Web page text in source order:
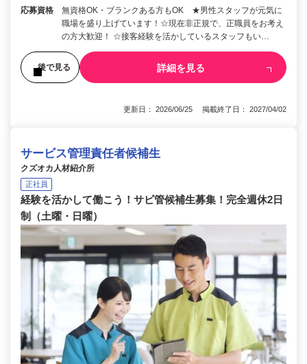
応募資格
無資格OK・ブランクある方もOK ★男性スタッフが元気に
職場を盛り上げています！☆現在非正規で、正職員をお考え
の方大歓迎！ ☆接客経験を活かしているスタッフもい…
後で見る 詳細を見る
更新日： 2026/06/25 掲載終了日： 2027/04/02
サービス管理責任者候補生
クズオカ人材紹介所
正社員
経験を活かして働こう！サビ管候補生募集！完全週休2日
制（土曜・日曜）